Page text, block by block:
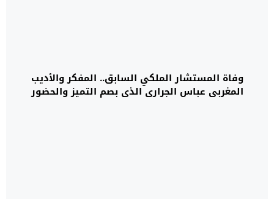
وفاة المستشار الملكي السابق.. المفكر والأديب
المغربي عباس الجراري الذي بصم التميز والحضور